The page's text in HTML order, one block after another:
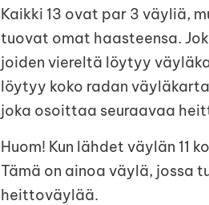
Kaikki 13 ovat par 3 väyliä,
tuovat omat haasteensa.
joiden viereltä löytyy
löytyy koko radan
joka osoittaa seuraavaa
Huom! Kun lähdet väylän 11
Tämä on ainoa väylä, jossa
heittoväylää.